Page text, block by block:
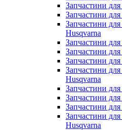
Запчастини для
Запчастини для
Запчастини для
Husqvarna
Запчастини
Запчастини для
Запчастини для
Запчастини
Husqvarna
Запчастини
Запчастини для
Запчастини для
Запчастини для
Husqvarna